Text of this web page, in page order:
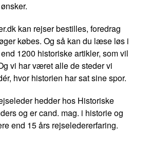
kan rejser bestilles, foredrag
købes. Og så kan du læse løs i
1200 historiske artikler, som vil
vi har været alle de steder vi
hvor historien har sat sine spor.
hedder hos Historiske
og er cand. mag. i historie og
end 15 års rejseledererfaring.